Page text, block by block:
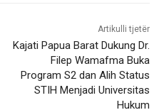
Artikulli tjetër
Kajati Papua Barat Dukung Dr.
Filep Wamafma Buka
Program S2 dan Alih Status
STIH Menjadi Universitas
Hukum